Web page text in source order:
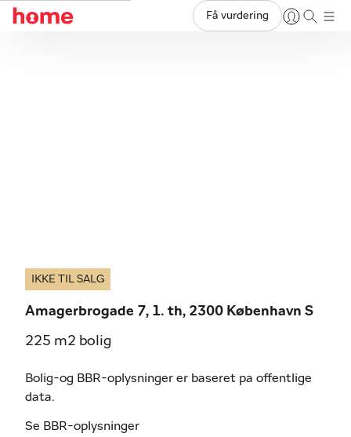
Få vurdering
IKKE TIL SALG
Amagerbrogade 7, 1. th, 2300 København S
225 m2 bolig
Bolig-og BBR-oplysninger er baseret pa offentlige
data.
Se BBR-oplysninger